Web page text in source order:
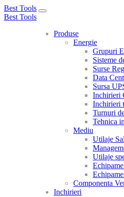
Best Tools
Toggle
Best Tools
Produse
Energie
Grupuri
Sisteme
Surse
Data
Sursa
Inchirieri
Inchirieri
Turnuri
Tehnica
Mediu
Utilaje
Utilaje
Componenta
Inchirieri